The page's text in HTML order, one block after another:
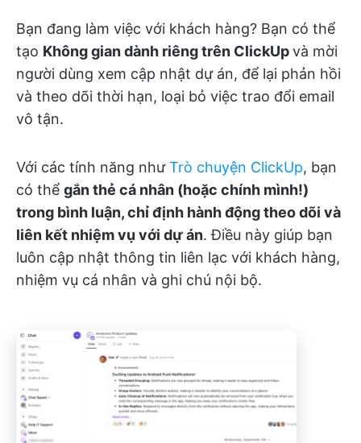
Bạn đang làm việc với khách hàng? Bạn có thể
tạo Không gian dành riêng trên ClickUpvà mời
người dùng xem cập nhật dự án, để lại phản hồi
và theo dõi thời hạn, loại bỏ việc trao đổi email
vô tận.
Với các tính năng nhưTrò chuyện ClickUp, bạn
có thể gắn thẻ cá nhân (hoặc chính mình!)
trong bình luận, chỉ định hành động theo dõi và
liên kết nhiệm vụ với dự án. Điều này giúp bạn
luôn cập nhật thông tin liên lạc với khách hàng,
nhiệm vụ cá nhân và ghi chú nội bộ.